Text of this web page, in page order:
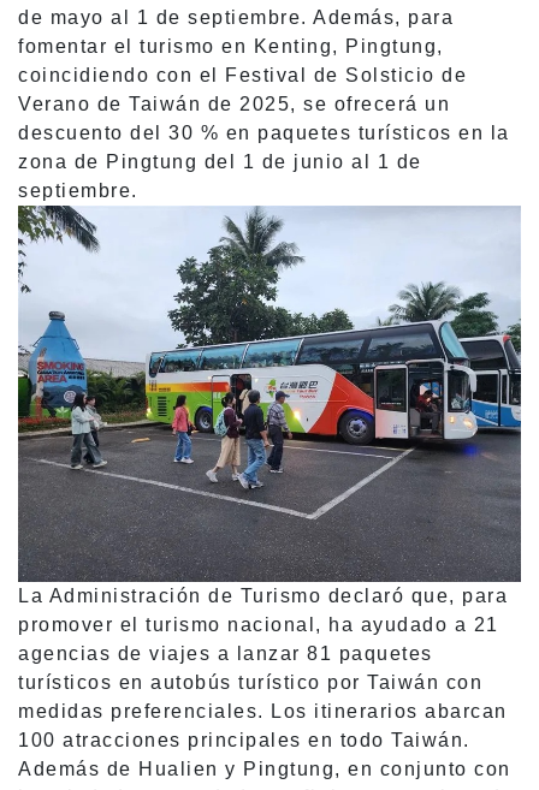
de mayo al 1 de septiembre. Además, para
fomentar el turismo en Kenting, Pingtung,
coincidiendo con el Festival de Solsticio de
Verano de Taiwán de 2025, se ofrecerá un
descuento del 30 % en paquetes turísticos en la
zona de Pingtung del 1 de junio al 1 de
septiembre.
La Administración de Turismo declaró que, para
promover el turismo nacional, ha ayudado a 21
agencias de viajes a lanzar 81 paquetes
turísticos en autobús turístico por Taiwán con
medidas preferenciales. Los itinerarios abarcan
100 atracciones principales en todo Taiwán.
Además de Hualien y Pingtung, en conjunto con